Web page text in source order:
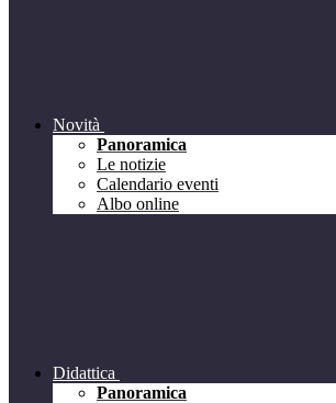
Novità
Panoramica
Le notizie
Calendario eventi
Albo online
Didattica
Panoramica